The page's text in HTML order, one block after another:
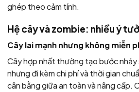
ghép theo cảm tính.
Hệ cây và zombie: nhiều ý
Cây lai mạnh nhưng không miễn
Cây hợp nhất thường tạo bước nhảy
nhưng đi kèm chi phí và thời gian
cân bằng giữa an toàn và nâng cấp.